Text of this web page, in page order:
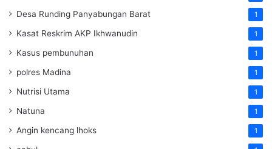
Desa Runding Panyabungan Barat 1
Kasat Reskrim AKP Ikhwanudin 1
Kasus pembunuhan 1
polres Madina 1
Nutrisi Utama 1
Natuna 1
Angin kencang lhoks 1